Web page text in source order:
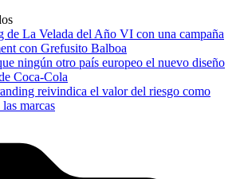
de La Velada del Año VI con una campaña
con Grefusito Balboa
ningún otro país europeo el nuevo diseño
Coca-Cola
reivindica el valor del riesgo como
marcas